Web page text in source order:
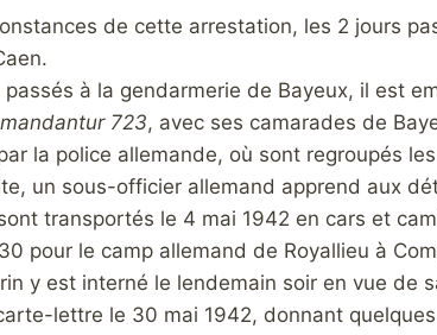
de cette arrestation, les 2 jours
à la gendarmerie de Bayeux, il est
723, avec ses camarades de
la police allemande, où sont regroupés
un sous-officier allemand apprend aux
transportés le 4 mai 1942 en cars et
pour le camp allemand de Royallieu à
y est interné le lendemain soir en vue de
lettre le 30 mai 1942, donnant